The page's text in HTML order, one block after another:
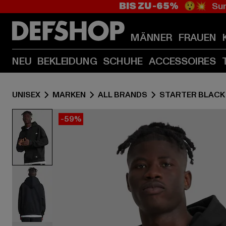
BIS ZU -65% 😲💥
MÄNNER FRAUEN
NEU BEKLEIDUNG SCHUHE ACCESSOIRES
UNISEX MARKEN ALL BRANDS STARTER
-59%